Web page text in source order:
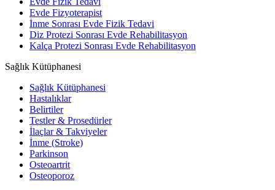
Evde Fizyoterapist
İnme Sonrası Evde Fizik Tedavi
Diz Protezi Sonrası Evde Rehabilitasyon
Kalça Protezi Sonrası Evde Rehabilitasyon
Sağlık Kütüphanesi
Sağlık Kütüphanesi
Hastalıklar
Belirtiler
Testler & Prosedürler
İlaçlar & Takviyeler
İnme (Stroke)
Parkinson
Osteoartrit
Osteoporoz